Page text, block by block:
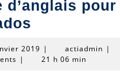
d’anglais pour
pour
2019 20
janvier
| actiadmin |
| 21 h 06 min